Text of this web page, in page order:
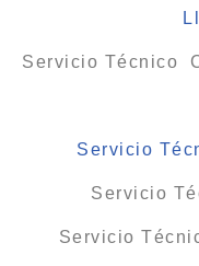
Servicio Técnico
Servicio
Servicio
Servicio